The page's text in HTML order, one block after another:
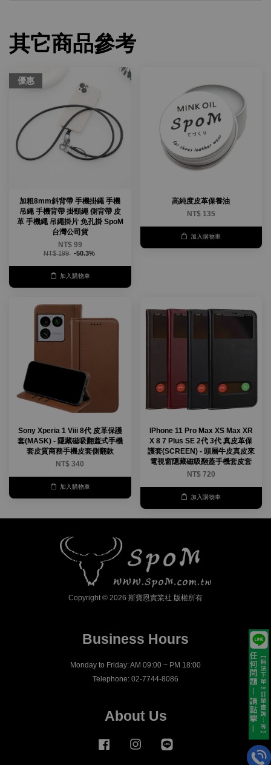
其它商品參考
優惠
加粗8mm斜背帶 手機掛繩 手機
吊繩 手機背帶 掛頸繩 側背帶 皮
革 手機繩 吊繩掛片 免孔掛 SpoM
台灣公司貨
NT$ 99
NT$ 199 -50.3%
加入購物車
高純度皮革保養油
NT$ 135
加入購物車
Sony Xperia 1 Viii 8代 皮革保護
套(MASK) - 隱藏磁吸翻蓋式手機
套皮質商務手機皮套側翻款
NT$ 340
加入購物車
IPhone 11 Pro Max XS Max XR
X 8 7 Plus SE 2代 3代 真皮革保
護套(SCREEN) - 頭層牛皮真皮來
電視窗隱藏磁吸翻蓋手機套皮套
NT$ 720
加入購物車
Copyright © 2026 斯寶恩實業社 版權所有
Business Hours
Monday to Friday: AM 09:00 ~ PM 18:00
Telephone: 02-7744-8086
About Us
Facebook Instagram